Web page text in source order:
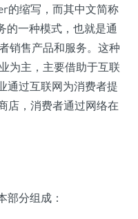
的缩写，而其中文简称
的一种模式，也就是通
销售产品和服务。这种
为主，主要借助于互联
通过互联网为消费者提
，消费者通过网络在
部分组成：